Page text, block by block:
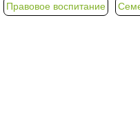
Правовое воспитание